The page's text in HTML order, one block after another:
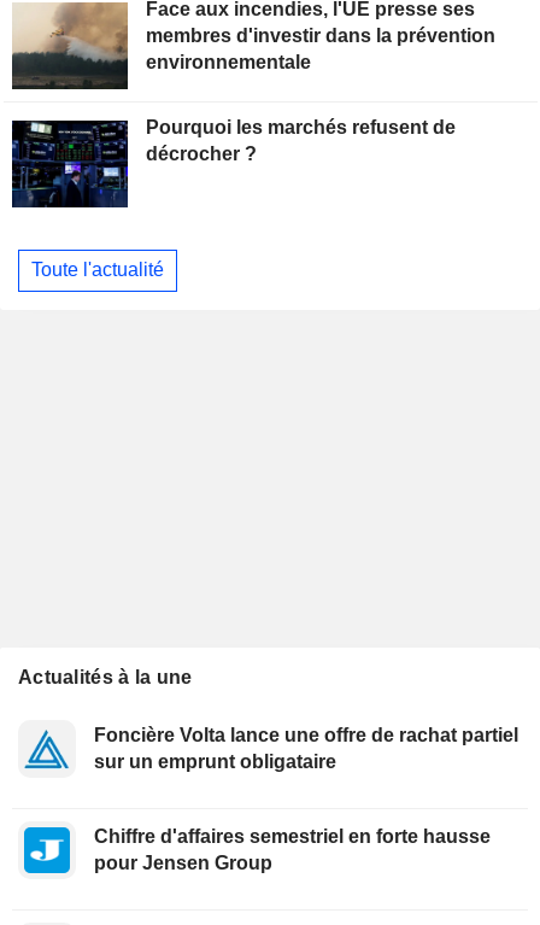
Face aux incendies, l'UE presse ses
membres d'investir dans la prévention
environnementale
Pourquoi les marchés refusent de
décrocher ?
Toute l'actualité
Actualités à la une
Foncière Volta lance une offre de rachat partiel
sur un emprunt obligataire
Chiffre d'affaires semestriel en forte hausse
pour Jensen Group